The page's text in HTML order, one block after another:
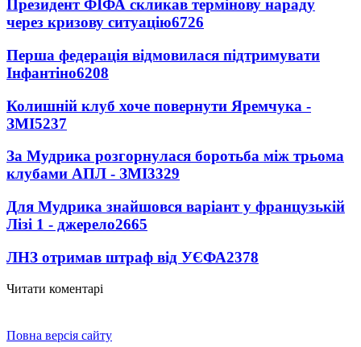
Президент ФІФА скликав термінову нараду
через кризову ситуацію6726
Перша федерація відмовилася підтримувати
Інфантіно6208
Колишній клуб хоче повернути Яремчука -
ЗМІ5237
За Мудрика розгорнулася боротьба між трьома
клубами АПЛ - ЗМІ3329
Для Мудрика знайшовся варіант у французькій
Лізі 1 - джерело2665
ЛНЗ отримав штраф від УЄФА2378
Читати коментарі
Повна версія сайту